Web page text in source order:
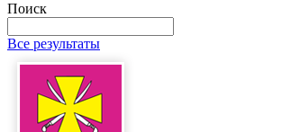
Поиск
Все результаты